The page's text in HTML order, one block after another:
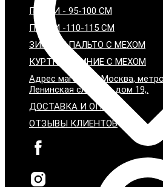
ПАРКИ - 95-100 СМ
ПАРКИ -110-115 СМ
ЗИМНИЕ ПАЛЬТО С МЕХОМ
КУРТКИ ЗИМНИЕ С МЕХОМ
Адрес магазина: Москва,
Ленинская слобода дом 19,.
ДОСТАВКА И ОПЛАТА
ОТЗЫВЫ КЛИЕНТОВ